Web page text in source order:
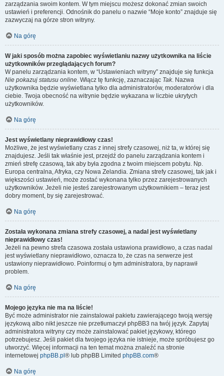
zarządzania swoim kontem. W tym miejscu możesz dokonać zmian swoich
ustawień i preferencji. Odnośnik do panelu o nazwie “Moje konto” znajduje się
zazwyczaj na górze stron witryny.
Na górę
W jaki sposób można zapobiec wyświetlaniu nazwy użytkownika na liście
użytkowników przeglądających forum?
W panelu zarządzania kontem, w “Ustawieniach witryny” znajduje się funkcja
Nie pokazuj statusu online. Włącz tę funkcję, zaznaczając Tak. Nazwa
użytkownika będzie wyświetlana tylko dla administratorów, moderatorów i dla
ciebie. Twoja obecność na witrynie będzie wykazana w liczbie ukrytych
użytkowników.
Na górę
Jest wyświetlany nieprawidłowy czas!
Możliwe, że jest wyświetlany czas z innej strefy czasowej, niż ta, w której się
znajdujesz. Jeśli tak właśnie jest, przejdź do panelu zarządzania kontem i
zmień strefę czasową, tak aby była zgodna z twoim miejscem pobytu. Np.
Europa centralna, Afryka, czy Nowa Zelandia. Zmiana strefy czasowej, tak jak i
większości ustawień, może zostać wykonana tylko przez zarejestrowanych
użytkowników. Jeżeli nie jesteś zarejestrowanym użytkownikiem – teraz jest
dobry moment, by się zarejestrować.
Na górę
Została wykonana zmiana strefy czasowej, a nadal jest wyświetlany
nieprawidłowy czas!
Jeżeli na pewno strefa czasowa została ustawiona prawidłowo, a czas nadal
jest wyświetlany nieprawidłowo, oznacza to, że czas na serwerze jest
ustawiony nieprawidłowo. Poinformuj o tym administratora, by naprawił
problem.
Na górę
Mojego języka nie ma na liście!
Być może administrator nie zainstalował pakietu zawierającego twoją wersję
językową albo nikt jeszcze nie przetłumaczył phpBB3 na twój język. Zapytaj
administratora witryny czy może zainstalować pakiet językowy, którego
potrzebujesz. Jeśli pakiet dla twojego języka nie istnieje, może spróbujesz go
utworzyć. Więcej informacji na ten temat można znaleźć na stronie
internetowej phpBB.pl ® lub phpBB Limited phpBB.com®
Na górę